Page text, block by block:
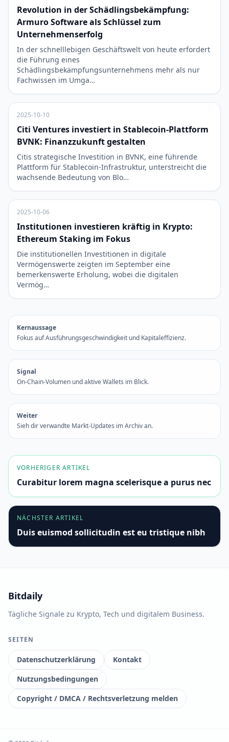
Revolution in der Schädlingsbekämpfung:
Armuro Software als Schlüssel zum
Unternehmenserfolg
In der schnelllebigen Geschäftswelt von heute erfordert
die Führung eines
Schädlingsbekämpfungsunternehmens mehr als nur
Fachwissen im Umga…
2025-10-10
Citi Ventures investiert in Stablecoin-Plattform
BVNK: Finanzzukunft gestalten
Citis strategische Investition in BVNK, eine führende
Plattform für Stablecoin-Infrastruktur, unterstreicht die
wachsende Bedeutung von Blo…
2025-10-06
Institutionen investieren kräftig in Krypto:
Ethereum Staking im Fokus
Die institutionellen Investitionen in digitale
Vermögenswerte zeigten im September eine
bemerkenswerte Erholung, wobei die digitalen
Vermög…
Kernaussage
Fokus auf Ausführungsgeschwindigkeit und Kapitaleffizienz.
Signal
On-Chain-Volumen und aktive Wallets im Blick.
Weiter
Sieh dir verwandte Markt-Updates im Archiv an.
VORHERIGER ARTIKEL
Curabitur lorem magna scelerisque a purus nec
NÄCHSTER ARTIKEL
Duis euismod sollicitudin est eu tristique nibh
Bitdaily
Tägliche Signale zu Krypto, Tech und digitalem Business.
SEITEN
Datenschutzerklärung
Kontakt
Nutzungsbedingungen
Copyright / DMCA / Rechtsverletzung melden